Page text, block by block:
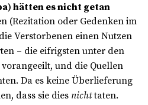
hätten es nicht getan
(Rezitation oder Gedenken im
Verstorbenen einen Nutzen
– die eifrigsten unter den
und die Quellen
Da es keine Überlieferung
dass sie dies nichttaten.